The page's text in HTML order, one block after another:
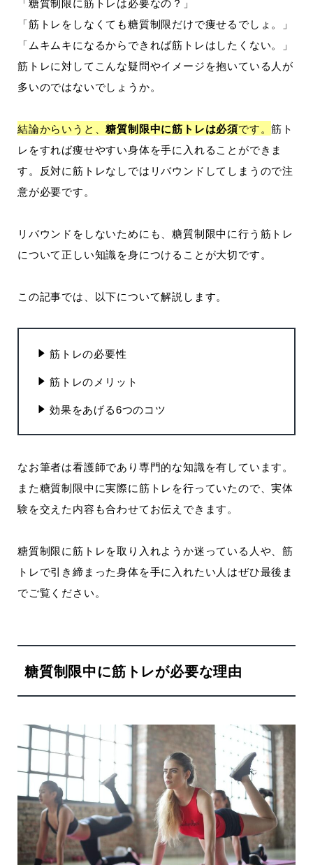
「筋トレをしなくても糖質制限だけで痩せるでしょ。」
「ムキムキになるからできれば筋トレはしたくない。」
筋トレに対してこんな疑問やイメージを抱いている人が
多いのではないでしょうか。
結論からいうと、糖質制限中に筋トレは必須です。筋ト
レをすれば痩せやすい身体を手に入れることができま
す。反対に筋トレなしではリバウンドしてしまうので注
意が必要です。
リバウンドをしないためにも、糖質制限中に行う筋トレ
について正しい知識を身につけることが大切です。
この記事では、以下について解説します。
筋トレの必要性
筋トレのメリット
効果をあげる6つのコツ
なお筆者は看護師であり専門的な知識を有しています。
また糖質制限中に実際に筋トレを行っていたので、実体
験を交えた内容も合わせてお伝えできます。
糖質制限に筋トレを取り入れようか迷っている人や、筋
トレで引き締まった身体を手に入れたい人はぜひ最後ま
でご覧ください。
糖質制限中に筋トレが必要な理由